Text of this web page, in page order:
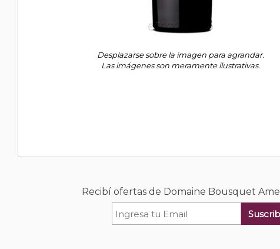
Desplazarse sobre la imagen para agrandar.
Las imágenes son meramente ilustrativas.
Recibí ofertas de Domaine Bousquet